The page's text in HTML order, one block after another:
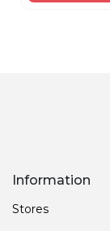
Information
Stores